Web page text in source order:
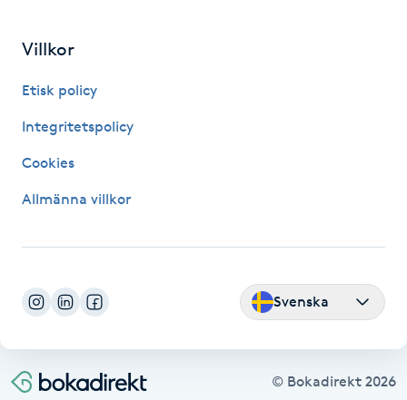
Hot yoga
Huduppstramning
Hudvård
Hyperhidros
Villkor
Etisk policy
Integritetspolicy
Cookies
Allmänna villkor
Svenska
© Bokadirekt 2026